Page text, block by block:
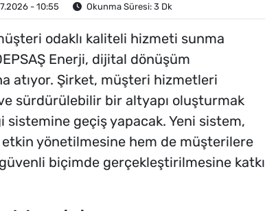
- 10:55 Okunma Süresi: 3 Dk
odaklı kaliteli hizmeti sunma
Enerji, dijital dönüşüm
atıyor. Şirket, müşteri hizmetleri
sürdürülebilir bir altyapı oluşturmak
geçiş yapacak. Yeni sistem,
yönetilmesine hem de müşterilere
biçimde gerçekleştirilmesine katkı